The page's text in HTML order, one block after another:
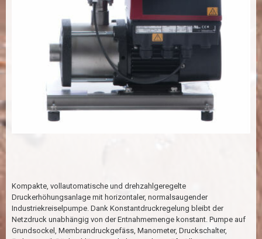
Kompakte, vollautomatische und drehzahlgeregelte
Druckerhöhungsanlage mit horizontaler, normalsaugender
Industriekreiselpumpe. Dank Konstantdruckregelung bleibt der
Netzdruck unabhängig von der Entnahmemenge konstant. Pumpe auf
Grundsockel, Membrandruckgefäss, Manometer, Druckschalter,